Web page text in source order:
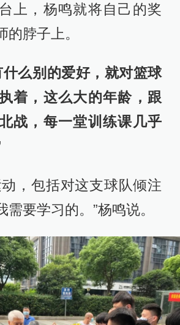
上，杨鸣就将自己的奖
的脖子上。
么别的爱好，就对篮球
着，这么大的年龄，跟
战，每一堂训练课几乎
，包括对这支球队倾注
需要学习的。”杨鸣说。